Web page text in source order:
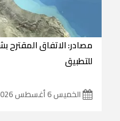
مصادر: الاتفاق المقترح
للتطبيق
الخميس 6 أغسطس 2026 19:08:50